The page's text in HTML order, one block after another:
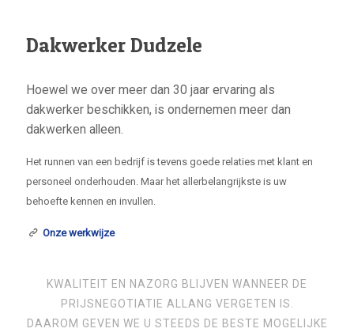
Dakwerker Dudzele
Hoewel we over meer dan 30 jaar ervaring als
dakwerker beschikken, is ondernemen meer dan
dakwerken alleen.
Het runnen van een bedrijf is tevens goede relaties met klant en
personeel onderhouden. Maar het allerbelangrijkste is uw
behoefte kennen en invullen.
Onze werkwijze
KWALITEIT EN NAZORG BLIJVEN WANNEER DE
PRIJSNEGOTIATIE ALLANG VERGETEN IS.
DAAROM GEVEN WE U STEEDS DE BESTE MOGELIJKE